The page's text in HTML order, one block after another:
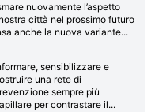
nuovamente l’aspetto
città nel prossimo futuro
anche la nuova variante...
sensibilizzare e
una rete di
sempre più
per contrastare il...